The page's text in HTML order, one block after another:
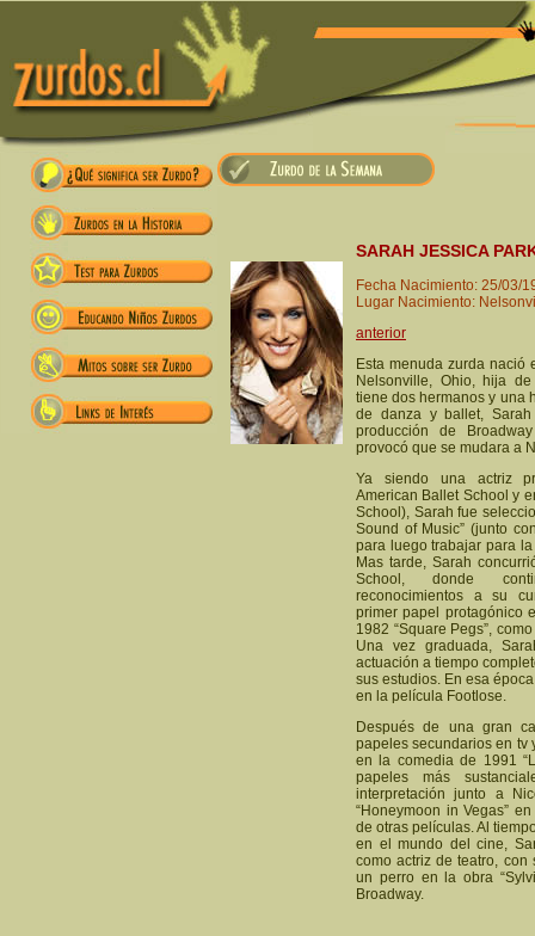
SARAH JESSICA
Fecha Nacimiento: 25/03/
Lugar Nacimiento:
anterior
Esta menuda zurda
Nelsonville, Ohio, hija
tiene dos hermanos y una
de danza y ballet,
producción de
provocó que se mudara a
Ya siendo una actriz
American Ballet School y
School), Sarah fue
Sound of Music” (junto
para luego trabajar para la
Mas tarde, Sarah
School, donde
reconocimientos a su
primer papel protagónico
1982 “Square Pegs”,
Una vez graduada,
actuación a tiempo
sus estudios. En esa
en la película Footlose.
Después de una gran
papeles secundarios en tv
en la comedia de 1991
papeles más
interpretación junto a
“Honeymoon in Vegas”
de otras películas. Al
en el mundo del cine,
como actriz de teatro,
un perro en la obra
Broadway.